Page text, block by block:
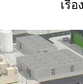
เรื่